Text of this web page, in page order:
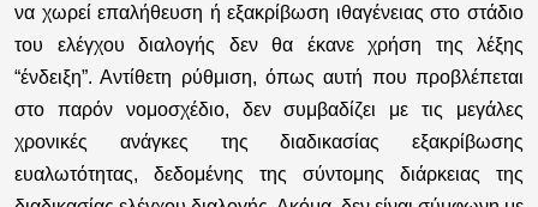
να χωρεί επαλήθευση ή εξακρίβωση ιθαγένειας στο στάδιο
του ελέγχου διαλογής δεν θα έκανε χρήση της λέξης
“ένδειξη”. Αντίθετη ρύθμιση, όπως αυτή που προβλέπεται
στο παρόν νομοσχέδιο, δεν συμβαδίζει με τις μεγάλες
χρονικές ανάγκες της διαδικασίας εξακρίβωσης
ευαλωτότητας, δεδομένης της σύντομης διάρκειας της